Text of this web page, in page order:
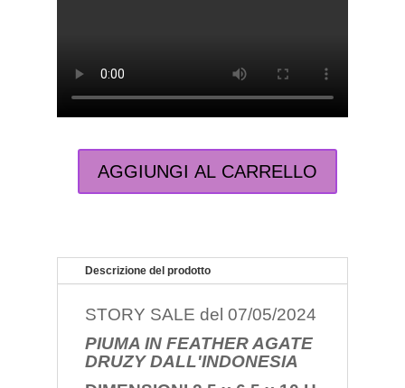
DALL'INDONESIA
quantità
AGGIUNGI AL CARRELLO
Descrizione del prodotto
STORY SALE del 07/05/2024
PIUMA IN FEATHER AGATE
DRUZY DALL'INDONESIA